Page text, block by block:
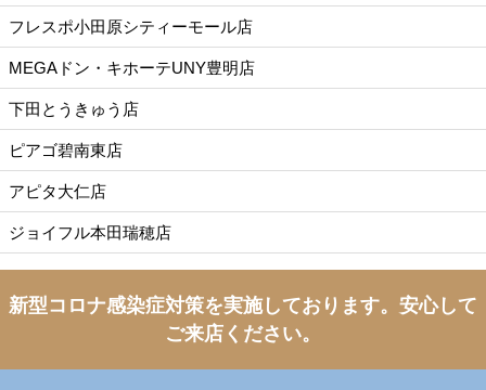
フレスポ小田原シティーモール店
MEGAドン・キホーテUNY豊明店
下田とうきゅう店
ピアゴ碧南東店
アピタ大仁店
ジョイフル本田瑞穂店
新型コロナ感染症対策を実施しております。 安心して
ご来店ください。